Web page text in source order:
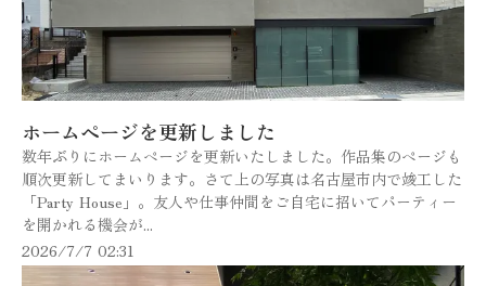
ホームページを更新しました
数年ぶりにホームページを更新いたしました。作品集のページも
順次更新してまいります。さて上の写真は名古屋市内で竣工した
「Party House」。友人や仕事仲間をご自宅に招いてパーティー
を開かれる機会が...
2026/7/7 02:31